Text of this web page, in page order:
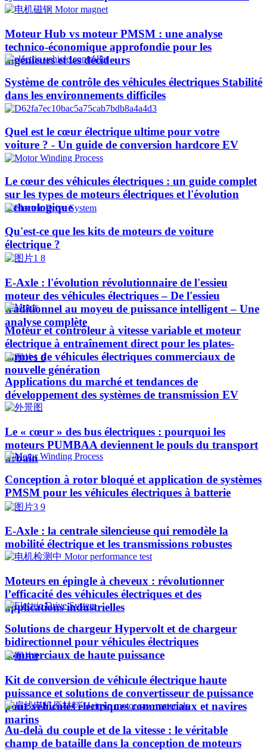
Moteur Hub vs moteur PMSM : une analyse
technico-économique approfondie pour les
ingénieurs et les décideurs
Système de contrôle des véhicules électriques Stabilité
dans les environnements difficiles
Quel est le cœur électrique ultime pour votre
voiture ? - Un guide de conversion hardcore EV
Le cœur des véhicules électriques : un guide complet
sur les types de moteurs électriques et l'évolution
technologique
Qu'est-ce que les kits de moteurs de voiture
électrique ?
E-Axle : l'évolution révolutionnaire de l'essieu
moteur des véhicules électriques – De l'essieu
traditionnel au moyeu de puissance intelligent – Une
analyse complète
Moteur et contrôleur à vitesse variable et moteur
électrique à entraînement direct pour les plates-
formes de véhicules électriques commerciaux de
nouvelle génération
Applications du marché et tendances de
développement des systèmes de transmission EV
Le « cœur » des bus électriques : pourquoi les
moteurs PUMBAA deviennent le pouls du transport
urbain
Conception à rotor bloqué et application de systèmes
PMSM pour les véhicules électriques à batterie
E-Axle : la centrale silencieuse qui remodèle la
mobilité électrique et les transmissions robustes
Moteurs en épingle à cheveux : révolutionner
l’efficacité des véhicules électriques et des
applications industrielles
Solutions de chargeur Hypervolt et de chargeur
bidirectionnel pour véhicules électriques
commerciaux de haute puissance
Kit de conversion de véhicule électrique haute
puissance et solutions de convertisseur de puissance
pour véhicules électriques commerciaux et navires
marins
Au-delà du couple et de la vitesse : le véritable
champ de bataille dans la conception de moteurs